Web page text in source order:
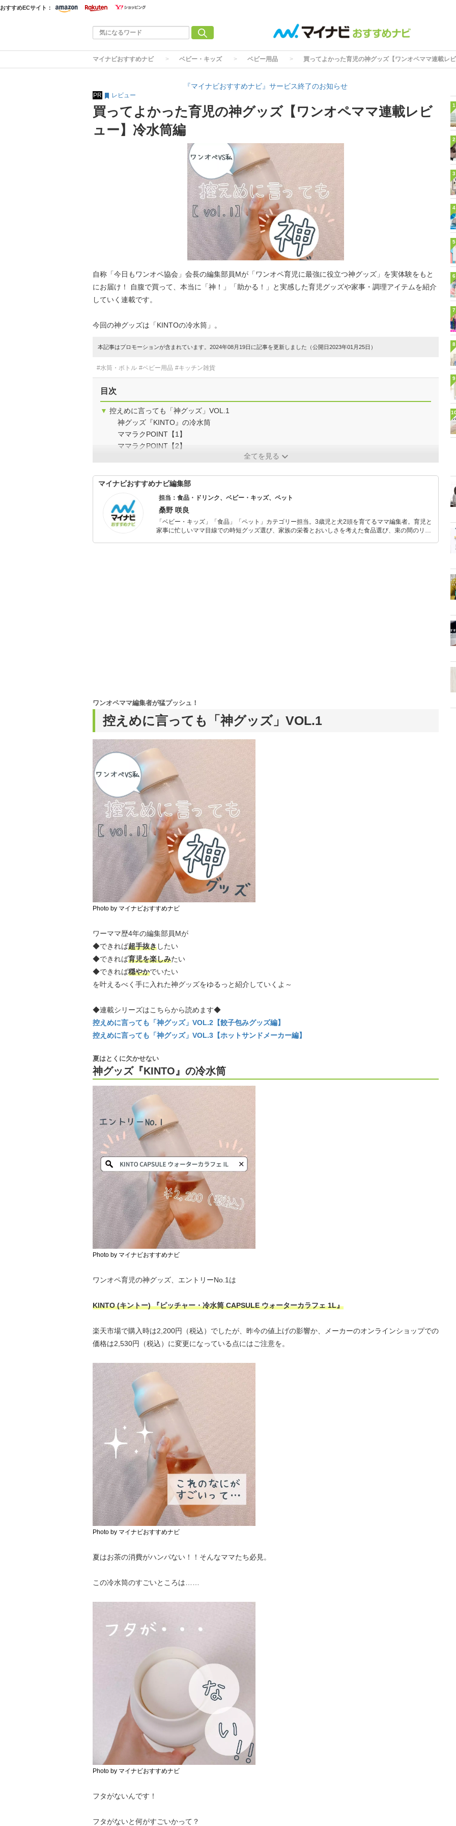
おすすめECサイト：
マイナビおすすめナビ ベビー・キッズ ベビー用品 買ってよかった育児の神グッズ【ワンオペママ連載レ
『マイナビおすすめナビ』サービス終了のお知らせ
PR レビュー
買ってよかった育児の神グッズ【ワンオペママ連載レビ
ュー】冷水筒編
自称「今日もワンオペ協会」会長の編集部員Mが「ワンオペ育児に最強に役立つ神グッズ」を実体験をもと
にお届け！ 自腹で買って、本当に「神！」「助かる！」と実感した育児グッズや家事・調理アイテムを紹介
していく連載です。
今回の神グッズは「KINTOの冷水筒」。
本記事はプロモーションが含まれています。2024年08月19日に記事を更新しました（公開日2023年01月25日）
#水筒・ボトル #ベビー用品 #キッチン雑貨
目次
▼ 控えめに言っても「神グッズ」VOL.1
神グッズ『KINTO』の冷水筒
ママラクPOINT【1】
ママラクPOINT【2】
全てを見る
マイナビおすすめナビ編集部
担当：食品・ドリンク、ベビー・キッズ、ペット
桑野 咲良
「ベビー・キッズ」「食品」「ペット」カテゴリー担当。3歳児と犬2頭を育てるママ編集者。育児と
家事に忙しいママ目線での時短グッズ選び、家族の栄養とおいしさを考えた食品選び、束の間のリラ
控えめに言っても「神グッズ」VOL.1
ワンオペママ編集者が猛プッシュ！
Photo by マイナビおすすめナビ
ワーママ歴4年の編集部員Mが
◆できれば超手抜きしたい
◆できれば育児を楽しみたい
◆できれば穏やかでいたい
を叶えるべく手に入れた神グッズをゆるっと紹介していくよ～
◆連載シリーズはこちらから読めます◆
控えめに言っても「神グッズ」VOL.2【餃子包みグッズ編】
控えめに言っても「神グッズ」VOL.3【ホットサンドメーカー編】
神グッズ『KINTO』の冷水筒
夏はとくに欠かせない
Photo by マイナビおすすめナビ
ワンオペ育児の神グッズ、エントリーNo.1は
KINTO (キントー) 『ピッチャー・冷水筒 CAPSULE ウォーターカラフェ 1L』
楽天市場で購入時は2,200円（税込）でしたが、昨今の値上げの影響か、メーカーのオンラインショップでの
価格は2,530円（税込）に変更になっている点にはご注意を。
Photo by マイナビおすすめナビ
夏はお茶の消費がハンパない！！そんなママたち必見。
この冷水筒のすごいところは……
Photo by マイナビおすすめナビ
フタがないんです！
フタがないと何がすごいかって？
1
2
3
4
5
6
7
8
9